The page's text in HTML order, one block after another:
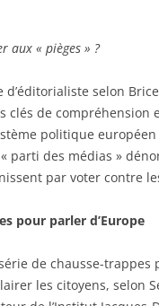
aux « pièges » ?
d’éditorialiste selon
clés de compréhension
politique
parti des médias »
par voter contre
pour parler d’Europe
de chausse-trappes
les citoyens, selon